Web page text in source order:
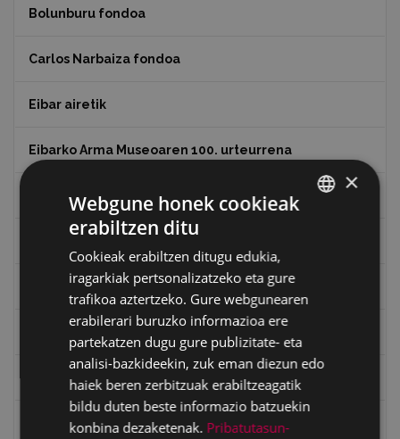
Bolunburu fondoa
Carlos Narbaiza fondoa
Eibar airetik
Eibarko Arma Museoaren 100. urteurrena
Eibarko baserriak
Eibarko mugarrien itzulia - Iparraldea
Emakumeak
Errepublika
×
Webgune honek cookieak
erabiltzen ditu
Cookieak erabiltzen ditugu edukia,
iragarkiak pertsonalizatzeko eta gure
trafikoa aztertzeko. Gure webgunearen
erabilerari buruzko informazioa ere
partekatzen dugu gure publizitate- eta
analisi-bazkideekin, zuk eman diezun edo
haiek beren zerbitzuak erabiltzeagatik
bildu duten beste informazio batzuekin
konbina dezaketenak. Pribatutasun-